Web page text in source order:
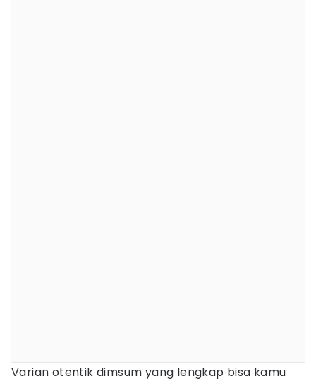
Varian otentik dimsum yang lengkap bisa kamu